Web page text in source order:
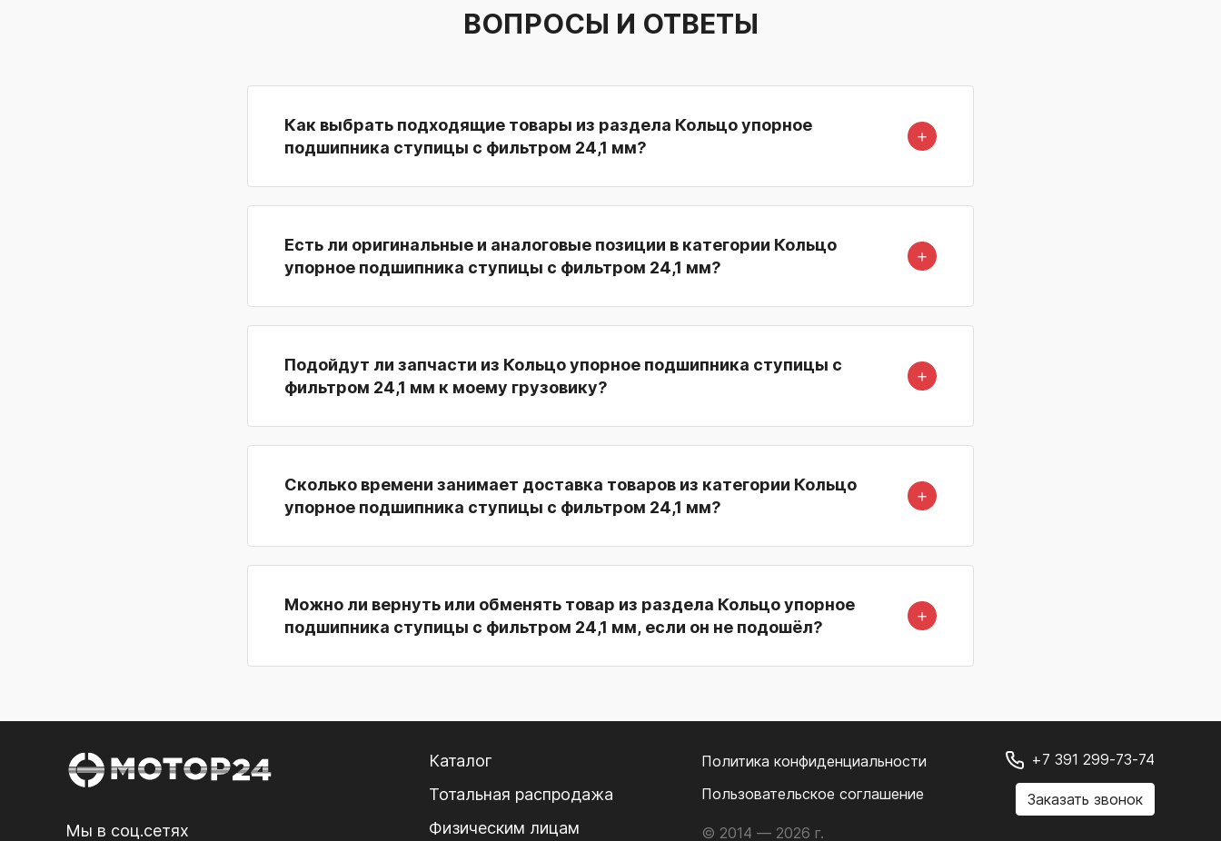
ВОПРОСЫ И ОТВЕТЫ
Как выбрать подходящие товары из раздела Кольцо упорное
подшипника ступицы с фильтром 24,1 мм?
＋
Есть ли оригинальные и аналоговые позиции в категории Кольцо
упорное подшипника ступицы с фильтром 24,1 мм?
＋
Подойдут ли запчасти из Кольцо упорное подшипника ступицы с
фильтром 24,1 мм к моему грузовику?
＋
Сколько времени занимает доставка товаров из категории Кольцо
упорное подшипника ступицы с фильтром 24,1 мм?
＋
Можно ли вернуть или обменять товар из раздела Кольцо упорное
подшипника ступицы с фильтром 24,1 мм, если он не подошёл?
＋
Мы в соц.сетях
Каталог
Тотальная распродажа
Физическим лицам
Политика конфиденциальности
Пользовательское соглашение
© 2014 — 2026 г.
+7 391 299-73-74
Заказать звонок